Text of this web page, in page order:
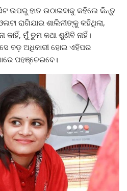
ଉପରୁ ହାତ ଉଠାଇବାକୁ କହିଲେ କିନ୍ତୁ
ରାଗିଯାଇ ଶାଲିନୀଙ୍କୁ କହିଥିଲା,
କାହିଁ, ମୁଁ ତୁମ କଥା ଶୁଣିବି ନାହିଁ।
ବଡ଼ ଅଧିକାରୀ ହୋଇ ଏହିପର
ପହଞ୍ଚେଇବେ।